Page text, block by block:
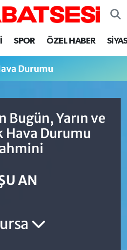
SPOR ÖZEL HABER
Durumu
Bugün, Yarın ve
Hava Durumu
AN
Haritası
ve Fikstür